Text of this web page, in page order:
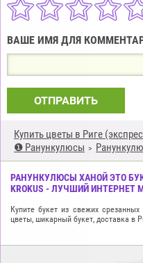
Купить цветы в Риге
❶ Ранункулюсы
РАНУНКУЛЮСЫ ХАНОЙ ЭТО
KROKUS - ЛУЧШИЙ ИНТЕРНЕТ
Купите букет из свежих
цветы, шикарный букет, доставка в
ВАШЕ ИМЯ ДЛЯ
ОТПРАВИТЬ